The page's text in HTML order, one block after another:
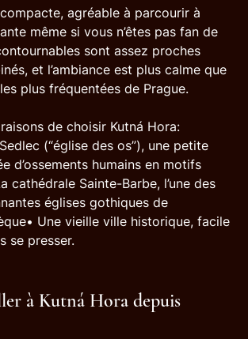
agréable à parcourir à
même si vous n’êtes pas fan de
sont assez proches
et l’ambiance est plus calme que
plus fréquentées de Prague.
de choisir Kutná Hora:
(“église des os”), une petite
d’ossements humains en motifs
cathédrale Sainte-Barbe, l’une des
églises gothiques de
Une vieille ville historique, facile
se presser.
à Kutná Hora depuis